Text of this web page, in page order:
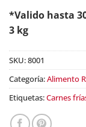
*Valido hasta
Current
is:
$199.00.
3 kg
SKU:8001
Categoría:Alimento
Etiquetas:Carnes